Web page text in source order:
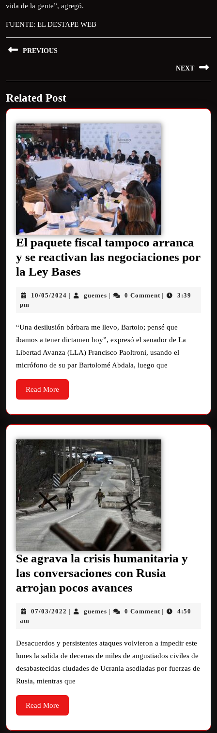
vida de la gente”, agregó.
FUENTE: EL DESTAPE WEB
PREVIOUS
NEXT
Related Post
El paquete fiscal tampoco arranca
y se reactivan las negociaciones por
la Ley Bases
10/05/2024 | guemes | 0 Comment |
3:39
pm
“Una desilusión bárbara me llevo, Bartolo; pensé que
íbamos a tener dictamen hoy”, expresó el senador de La
Libertad Avanza (LLA) Francisco Paoltroni, usando el
micrófono de su par Bartolomé Abdala, luego que
Read More
Se agrava la crisis humanitaria y
las conversaciones con Rusia
arrojan pocos avances
07/03/2022 | guemes | 0 Comment |
4:50
am
Desacuerdos y persistentes ataques volvieron a impedir este
lunes la salida de decenas de miles de angustiados civiles de
desabastecidas ciudades de Ucrania asediadas por fuerzas de
Rusia, mientras que
Read More